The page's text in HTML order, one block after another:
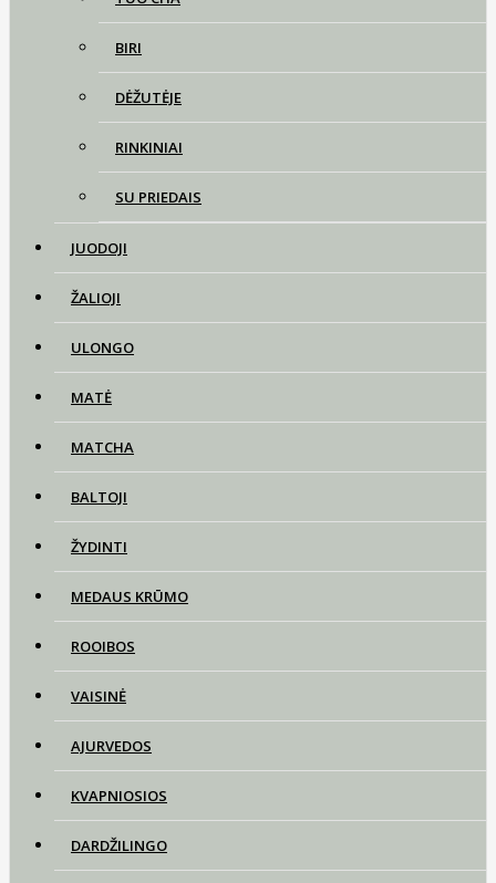
BIRI
DĖŽUTĖJE
RINKINIAI
SU PRIEDAIS
JUODOJI
ŽALIOJI
ULONGO
MATĖ
MATCHA
BALTOJI
ŽYDINTI
MEDAUS KRŪMO
ROOIBOS
VAISINĖ
AJURVEDOS
KVAPNIOSIOS
DARDŽILINGO